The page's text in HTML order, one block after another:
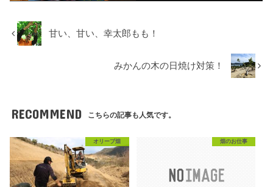
甘い、甘い、幸太郎もも！
みかんの木の日焼け対策！
RECOMMEND こちらの記事も人気です。
オリーブ畑 畑のお仕事